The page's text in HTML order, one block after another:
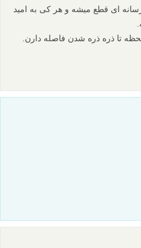
رسانه ای قطع میشه و هر کی به امید
تا ذره ذره شدن فاصله دارن.